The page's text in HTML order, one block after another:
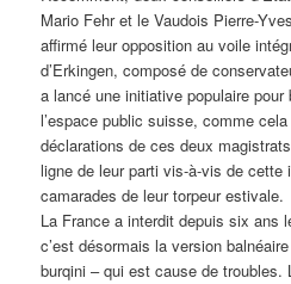
Mario Fehr et le Vaudois Pierre-
affirmé leur opposition au voile
d’Erkingen, composé de
a lancé une initiative populaire
l’espace public suisse, comme
déclarations de ces deux
ligne de leur parti vis-à-vis de
camarades de leur torpeur estivale.
La France a interdit depuis six ans
c’est désormais la version
burqini – qui est cause de troubles.